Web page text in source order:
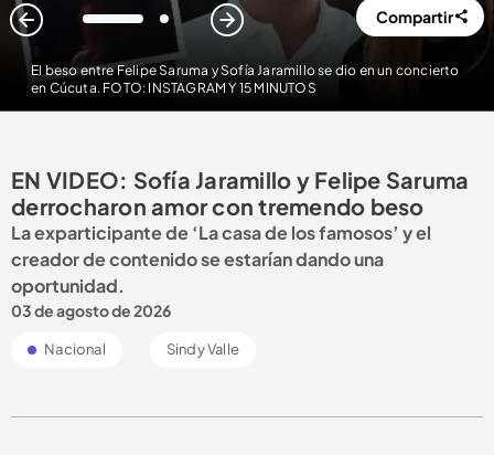
El beso entre Felipe Saruma y Sofía Jaramillo se dio en un concierto
en Cúcuta. FOTO: INSTAGRAM Y 15 MINUTOS
1 2 Compartir
EN VIDEO: Sofía Jaramillo y Felipe Saruma
derrocharon amor con tremendo beso
La exparticipante de ‘La casa de los famosos’ y el
creador de contenido se estarían dando una
oportunidad.
03 de agosto de 2026
Nacional Sindy Valle